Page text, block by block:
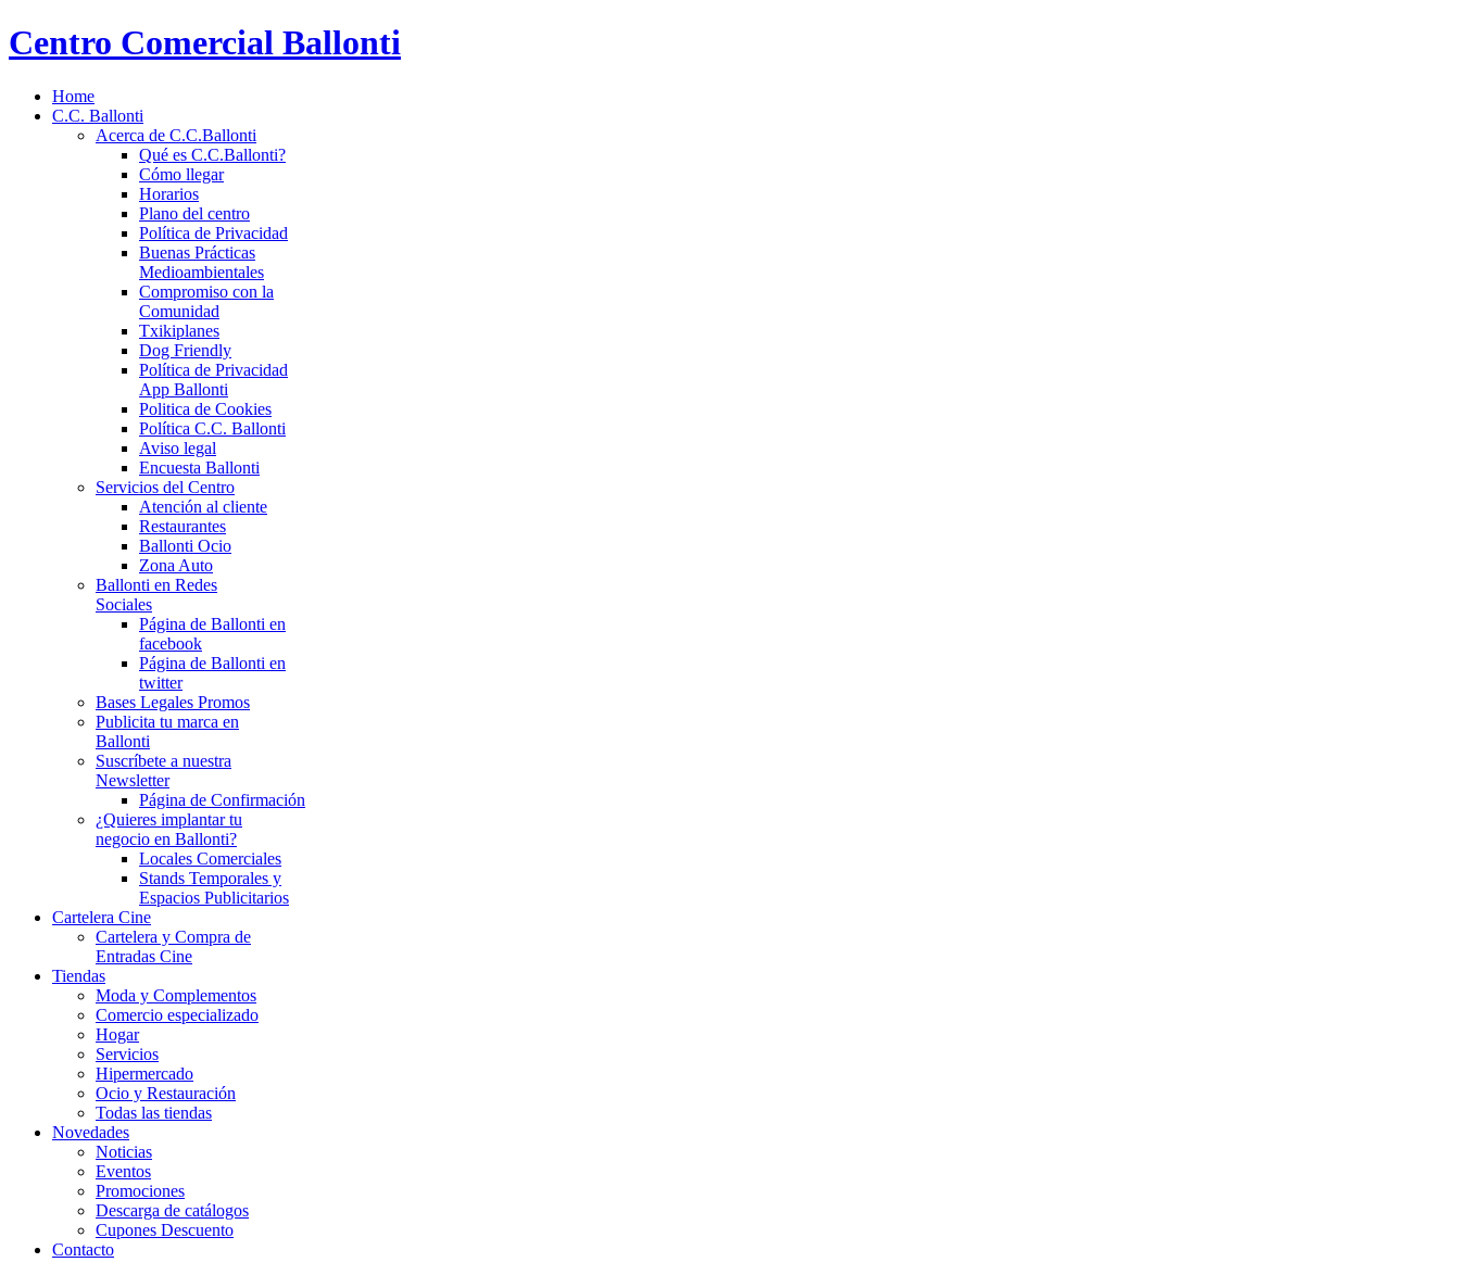
Centro Comercial Ballonti
Home
C.C. Ballonti
Acerca de C.C.Ballonti
Qué es C.C.Ballonti?
Cómo llegar
Horarios
Plano del centro
Política de Privacidad
Buenas Prácticas
Medioambientales
Compromiso con la
Comunidad
Txikiplanes
Dog Friendly
Política de Privacidad
App Ballonti
Politica de Cookies
Política C.C. Ballonti
Aviso legal
Encuesta Ballonti
Servicios del Centro
Atención al cliente
Restaurantes
Ballonti Ocio
Zona Auto
Ballonti en Redes
Sociales
Página de Ballonti en
facebook
Página de Ballonti en
twitter
Bases Legales Promos
Publicita tu marca en
Ballonti
Suscríbete a nuestra
Newsletter
Página de Confirmación
¿Quieres implantar tu
negocio en Ballonti?
Locales Comerciales
Stands Temporales y
Espacios Publicitarios
Cartelera Cine
Cartelera y Compra de
Entradas Cine
Tiendas
Moda y Complementos
Comercio especializado
Hogar
Servicios
Hipermercado
Ocio y Restauración
Todas las tiendas
Novedades
Noticias
Eventos
Promociones
Descarga de catálogos
Cupones Descuento
Contacto